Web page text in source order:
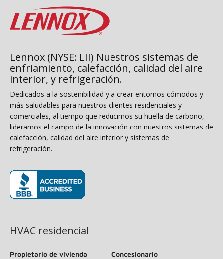
Lennox (NYSE: LII) Nuestros sistemas de
enfriamiento, calefacción, calidad del aire
interior, y refrigeración.
Dedicados a la sostenibilidad y a crear entornos cómodos y
más saludables para nuestros clientes residenciales y
comerciales, al tiempo que reducimos su huella de carbono,
lideramos el campo de la innovación con nuestros sistemas de
calefacción, calidad del aire interior y sistemas de
refrigeración.
HVAC residencial
Propietario de vivienda
Concesionario